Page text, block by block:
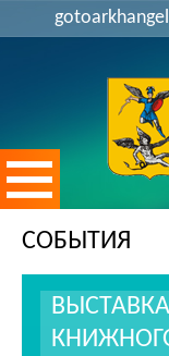
СОБЫТИЯ